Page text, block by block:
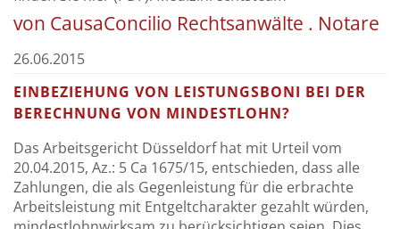
von CausaConcilio Rechtsanwälte . Notare
26.06.2015
EINBEZIEHUNG VON LEISTUNGSBONI BEI DER
BERECHNUNG VON MINDESTLOHN?
Das Arbeitsgericht Düsseldorf hat mit Urteil vom
20.04.2015, Az.: 5 Ca 1675/15, entschieden, dass alle
Zahlungen, die als Gegenleistung für die erbrachte
Arbeitsleistung mit Entgeltcharakter gezahlt würden,